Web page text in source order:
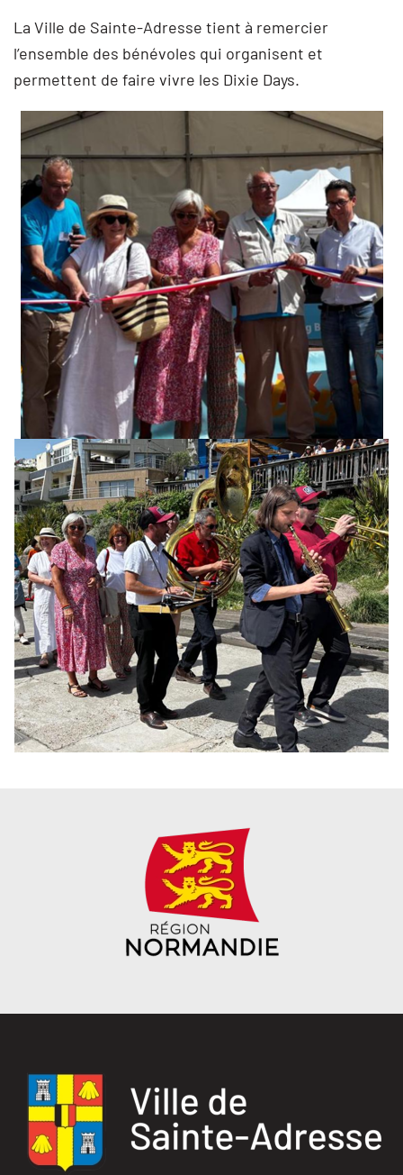
La Ville de Sainte-Adresse tient à remercier
l’ensemble des bénévoles qui organisent et
permettent de faire vivre les Dixie Days.